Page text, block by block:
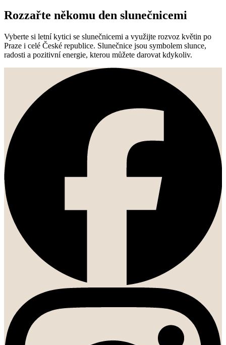
Rozzařte někomu den slunečnicemi
Vyberte si letní kytici se slunečnicemi a využijte rozvoz květin po
Praze i celé České republice. Slunečnice jsou symbolem slunce,
radosti a pozitivní energie, kterou můžete darovat kdykoliv.